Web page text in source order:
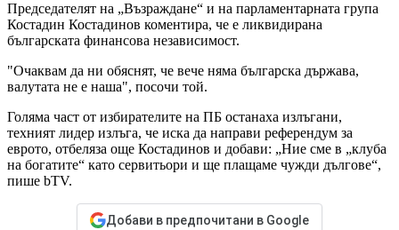
Председателят на „Възраждане“ и на парламентарната група
Костадин Костадинов коментира, че е ликвидирана
българската финансова независимост.
"Очаквам да ни обяснят, че вече няма българска държава,
валутата не е наша", посочи той.
Голяма част от избирателите на ПБ останаха излъгани,
техният лидер излъга, че иска да направи референдум за
еврото, отбеляза още Костадинов и добави: „Ние сме в „клуба
на богатите“ като сервитьори и ще плащаме чужди дългове“,
пише bTV.
Добави в предпочитани в Google